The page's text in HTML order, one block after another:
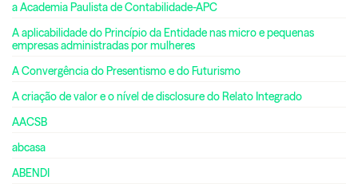
a Academia Paulista de Contabilidade-APC
A aplicabilidade do Princípio da Entidade nas micro e pequenas
empresas administradas por mulheres
A Convergência do Presentismo e do Futurismo
A criação de valor e o nível de disclosure do Relato Integrado
AACSB
abcasa
ABENDI